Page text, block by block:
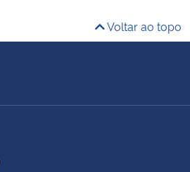
Voltar ao topo